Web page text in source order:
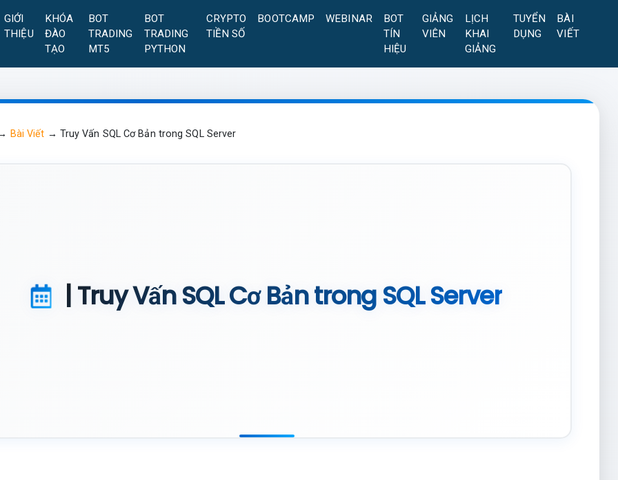
GIỚI
THIỆU
KHÓA
ĐÀO
TẠO
BOT
TRADING
MT5
BOT
TRADING
PYTHON
CRYPTO
TIỀN SỐ
BOOTCAMP WEBINAR
BOT
TÍN
HIỆU
GIẢNG
VIÊN
LỊCH
KHAI
GIẢNG
TUYỂN
DỤNG
BÀI
VIẾT
Bài Viết → Truy Vấn SQL Cơ Bản trong SQL Server
| Truy Vấn SQL Cơ Bản trong SQL Server